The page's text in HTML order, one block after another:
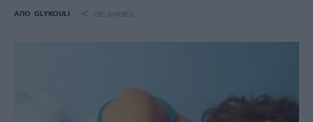
ΑΠΌ GLYKOULI 150 SHARES